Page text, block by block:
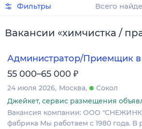
Фильтры Всего
Вакансии «химчистка /
Администратор/Приемщик в
55 000–65 000 ₽
24 июля 2026 Москва
Сокол
Джейкет, сервис размещения
Вакансия компании: ООО
фабрика Мы работаем с 1980 года. В